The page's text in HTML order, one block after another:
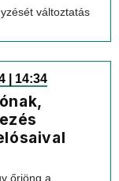
változtatás
| 14:34
őrjöng a